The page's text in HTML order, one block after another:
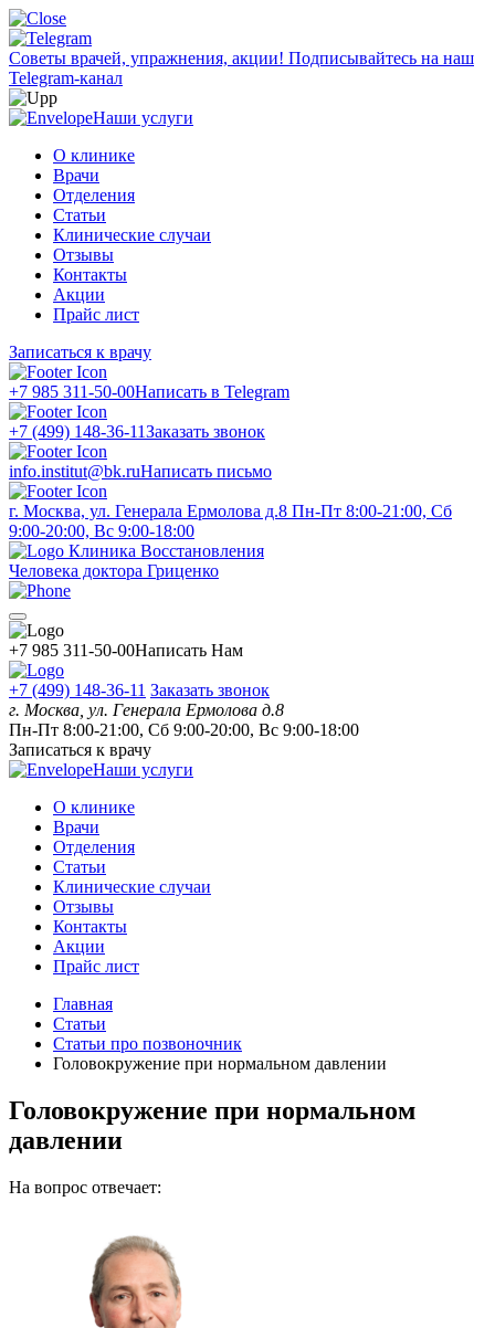
Советы врачей, упражнения, акции! Подписывайтесь на наш
Telegram-канал
Наши услуги
О клинике
Врачи
Отделения
Статьи
Клинические случаи
Отзывы
Контакты
Акции
Прайс лист
Записаться к врачу
+7 985 311-50-00Написать в Telegram
+7 (499) 148-36-11Заказать звонок
info.institut@bk.ruНаписать письмо
г. Москва, ул. Генерала Ермолова д.8 Пн-Пт 8:00-21:00, Сб
9:00-20:00, Вс 9:00-18:00
Клиника Восстановления
Человека доктора Гриценко
+7 985 311-50-00Написать Нам
+7 (499) 148-36-11 Заказать звонок
г. Москва, ул. Генерала Ермолова д.8
Пн-Пт 8:00-21:00, Сб 9:00-20:00, Вс 9:00-18:00
Записаться к врачу
Наши услуги
О клинике
Врачи
Отделения
Статьи
Клинические случаи
Отзывы
Контакты
Акции
Прайс лист
Главная
Статьи
Статьи про позвоночник
Головокружение при нормальном давлении
Головокружение при нормальном
давлении
На вопрос отвечает: